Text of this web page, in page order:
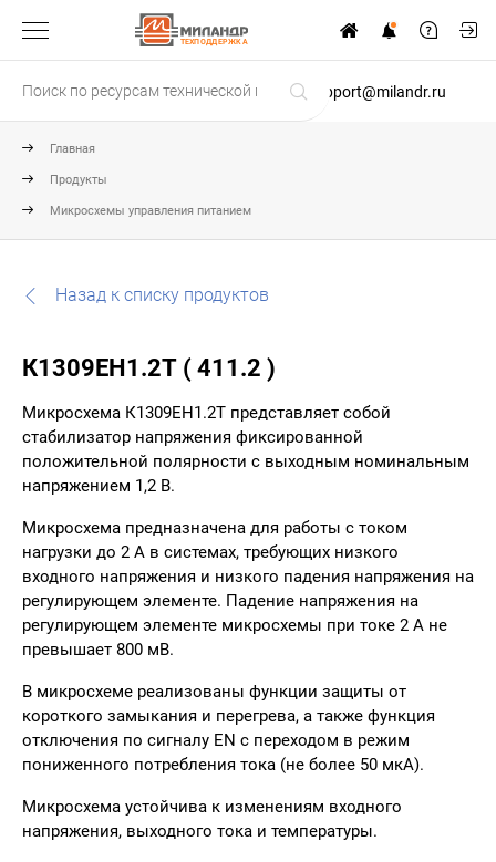
ТЕХПОДДЕРЖКА
support@milandr.ru
Главная
Продукты
Микросхемы управления питанием
Назад к списку продуктов
К1309ЕН1.2Т ( 411.2 )
Микросхема К1309ЕН1.2Т представляет собой
стабилизатор напряжения фиксированной
положительной полярности с выходным номинальным
напряжением 1,2 В.
Микросхема предназначена для работы с током
нагрузки до 2 А в системах, требующих низкого
входного напряжения и низкого падения напряжения на
регулирующем элементе. Падение напряжения на
регулирующем элементе микросхемы при токе 2 A не
превышает 800 мВ.
В микросхеме реализованы функции защиты от
короткого замыкания и перегрева, а также функция
отключения по сигналу EN с переходом в режим
пониженного потребления тока (не более 50 мкА).
Микросхема устойчива к изменениям входного
напряжения, выходного тока и температуры.